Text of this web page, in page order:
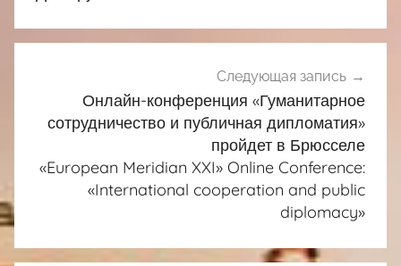
Следующая запись
Онлайн-конференция «Гуманитарное
сотрудничество и публичная дипломатия»
пройдет в Брюсселе
«European Meridian XXI» Online Conference:
«International cooperation and public
diplomacy»